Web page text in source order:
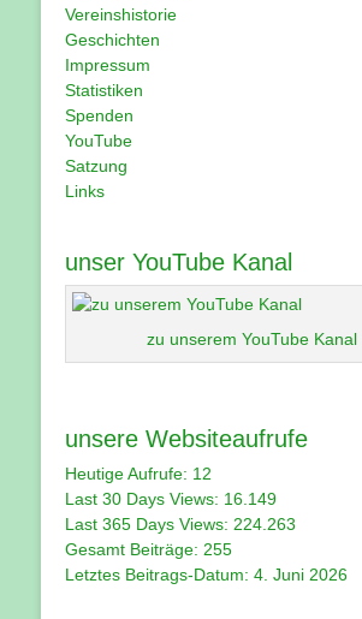
Vereinshistorie
Geschichten
Impressum
Statistiken
Spenden
YouTube
Satzung
Links
unser YouTube Kanal
zu unserem YouTube Kanal
unsere Websiteaufrufe
Heutige Aufrufe: 12
Last 30 Days Views: 16.149
Last 365 Days Views: 224.263
Gesamt Beiträge: 255
Letztes Beitrags-Datum: 4. Juni 2026